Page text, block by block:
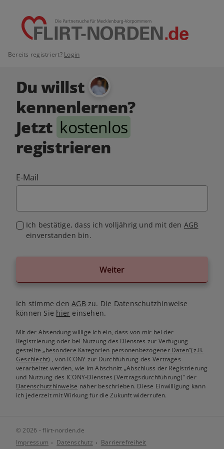
Bereits registriert? Login
Du willst
kennenlernen?
Jetzt kostenlos
registrieren
E-Mail
Ich bestätige, dass ich volljährig und mit den AGB
einverstanden bin.
Weiter
Ich stimme denAGB zu. Die Datenschutzhinweise
können Sie hier einsehen.
Mit der Absendung willige ich ein, dass von mir bei der
Registrierung oder bei Nutzung des Dienstes zur Verfügung
gestellte„besondere Kategorien personenbezogener Daten“(z.B.
Geschlecht) , von ICONY zur Durchführung des Vertrages
verarbeitet werden, wie im Abschnitt „Abschluss der Registrierung
und Nutzung des ICONY-Dienstes (Vertragsdurchführung)“ der
Datenschutzhinweise näher beschrieben. Diese Einwilligung kann
ich jederzeit mit Wirkung für die Zukunft widerrufen.
© 2026 - flirt-norden.de
Impressum
Datenschutz Barrierefreiheit